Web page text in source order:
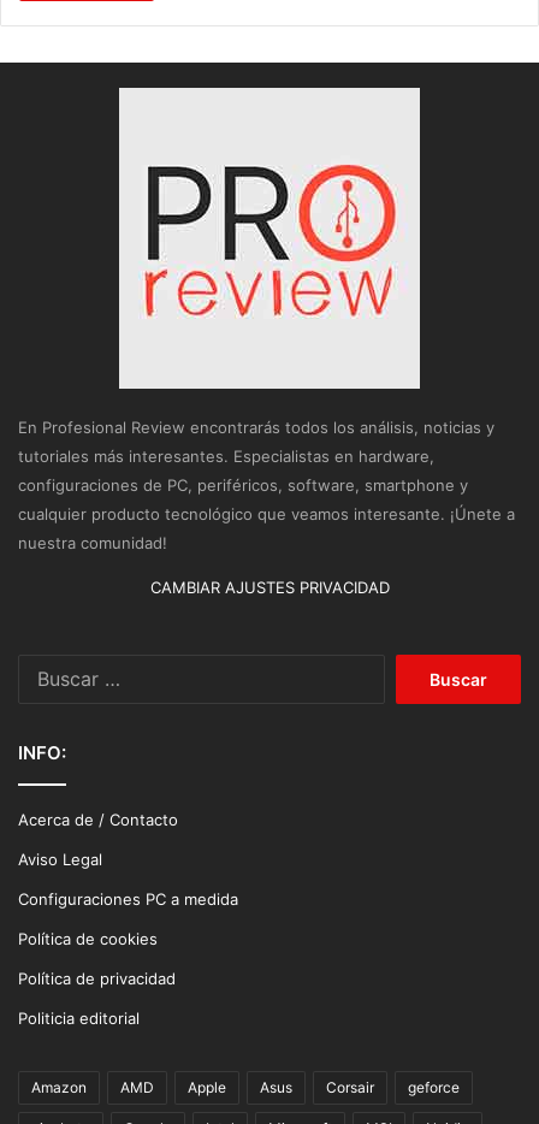
En Profesional Review encontrarás todos los análisis, noticias y
tutoriales más interesantes. Especialistas en hardware,
configuraciones de PC, periféricos, software, smartphone y
cualquier producto tecnológico que veamos interesante. ¡Únete a
nuestra comunidad!
CAMBIAR AJUSTES PRIVACIDAD
INFO:
Acerca de / Contacto
Aviso Legal
Configuraciones PC a medida
Política de cookies
Política de privacidad
Politicia editorial
Amazon AMD Apple Asus Corsair geforce